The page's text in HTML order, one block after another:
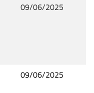
09/06/2025
09/06/2025